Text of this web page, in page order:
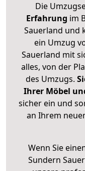
Die
Erfahrung im
Sauerland und
ein Umzug
Sauerland mit
alles, von der
des Umzugs.
Ihrer Möbel
sicher ein und
an Ihrem
Wenn Sie
Sundern